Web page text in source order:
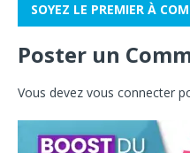
SOYEZ LE PREMIER À
Poster un
Vous devez vous connecter